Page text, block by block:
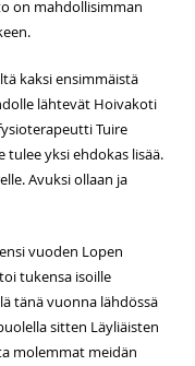
on mahdollisimman
kaksi ensimmäistä
lähtevät Hoivakoti
Tuire
yksi ehdokas lisää.
Avuksi ollaan ja
vuoden Lopen
tukensa isoille
tänä vuonna lähdössä
sitten Läyliäisten
molemmat meidän